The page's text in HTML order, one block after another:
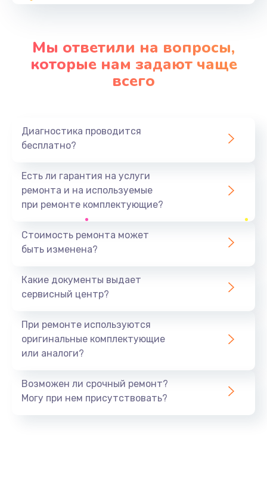
от 490 руб.
Замена разъёма наушников (гарнитуры)
от 490 руб.
Заказать
от 690 руб.
от 490 руб.
Чистка динамика, микрофонов от пыли (с
от 1790 руб.
Сбор/Разбор
от 1490 руб.
Обновление ПО
Мы ответили на вопросы,
которые нам задают чаще
всего
Диагностика проводится
бесплатно?
Есть ли гарантия на услуги
ремонта и на используемые
при ремонте комплектующие?
Стоимость ремонта может
быть изменена?
Какие документы выдает
сервисный центр?
При ремонте используются
оригинальные комплектующие
или аналоги?
Возможен ли срочный ремонт?
Могу при нем присутствовать?